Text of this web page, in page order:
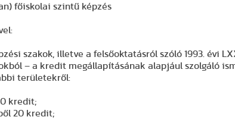
főiskolai szintű képzés
szakok, illetve a felsőoktatásról szóló 1993. évi
– a kredit megállapításának alapjául szolgáló
területekről:
kredit;
20 kredit;